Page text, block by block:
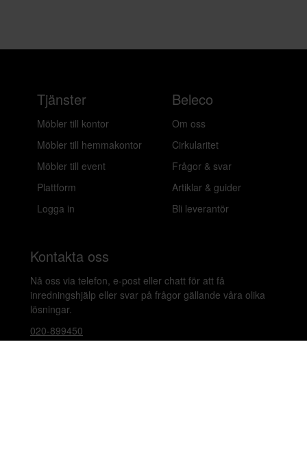
Tjänster
Möbler till kontor
Möbler till hemmakontor
Möbler till event
Plattform
Logga in
Beleco
Om oss
Cirkularitet
Frågor & svar
Artiklar & guider
Bli leverantör
Kontakta oss
Nå oss via telefon, e-post eller chatt för att få
inredningshjälp eller svar på frågor gällande våra olika
lösningar.
020-899450
hello@beleco.com